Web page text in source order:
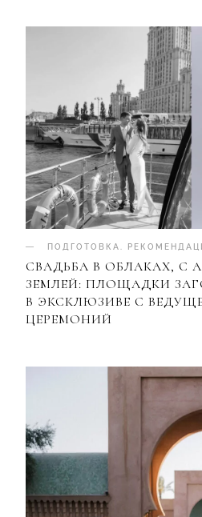
ПОДГОТОВКА
СВАДЬБА В ОБЛАКАХ, С
ЗЕМЛЕЙ: ПЛОЩАДКИ
В ЭКСКЛЮЗИВЕ С
ЦЕРЕМОНИЙ